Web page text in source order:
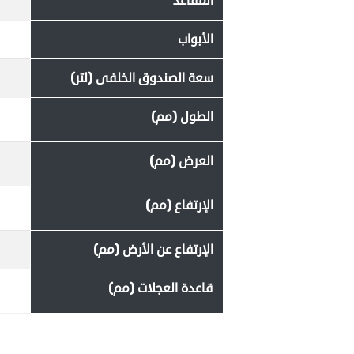
الأبواب
سعة الصندوق الخلفى (لتر)
الطول (مم)
العرض (مم)
الإرتفاع (مم)
الإرتفاع عن الأرض (مم)
قاعدة العجلات (مم)